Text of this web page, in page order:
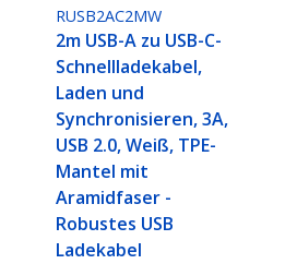
RUSB2AC2MW
2m USB-A zu USB-C-
Schnellladekabel,
Laden und
Synchronisieren, 3A,
USB 2.0, Weiß, TPE-
Mantel mit
Aramidfaser -
Robustes USB
Ladekabel